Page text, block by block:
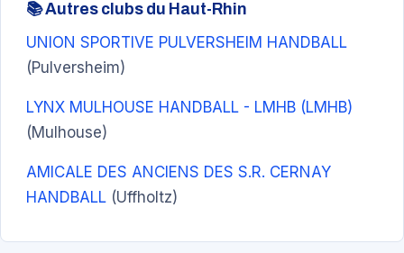
📚 Autres clubs du Haut-Rhin
UNION SPORTIVE PULVERSHEIM HANDBALL
(Pulversheim)
LYNX MULHOUSE HANDBALL - LMHB (LMHB)
(Mulhouse)
AMICALE DES ANCIENS DES S.R. CERNAY
HANDBALL (Uffholtz)